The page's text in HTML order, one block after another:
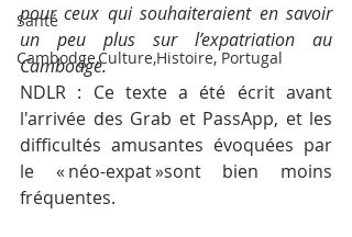
Santé
Cambodge,Culture,Histoire, Portugal
pour ceux qui souhaiteraient en savoir
un peu plus sur l’expatriation au
Cambodge.
NDLR : Ce texte a été écrit avant
l'arrivée des Grab et PassApp, et les
difficultés amusantes évoquées par
le « néo-expat »sont bien moins
fréquentes.